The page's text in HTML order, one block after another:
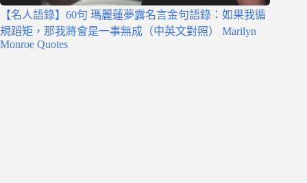
【名人語錄】60句 瑪麗蓮夢露名言金句語錄：如果我循
規蹈矩，那我將會是一事無成（中英文對照） Marilyn
Monroe Quotes